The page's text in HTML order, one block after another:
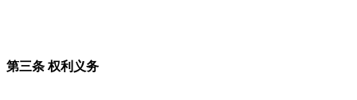
第三条 权利义务